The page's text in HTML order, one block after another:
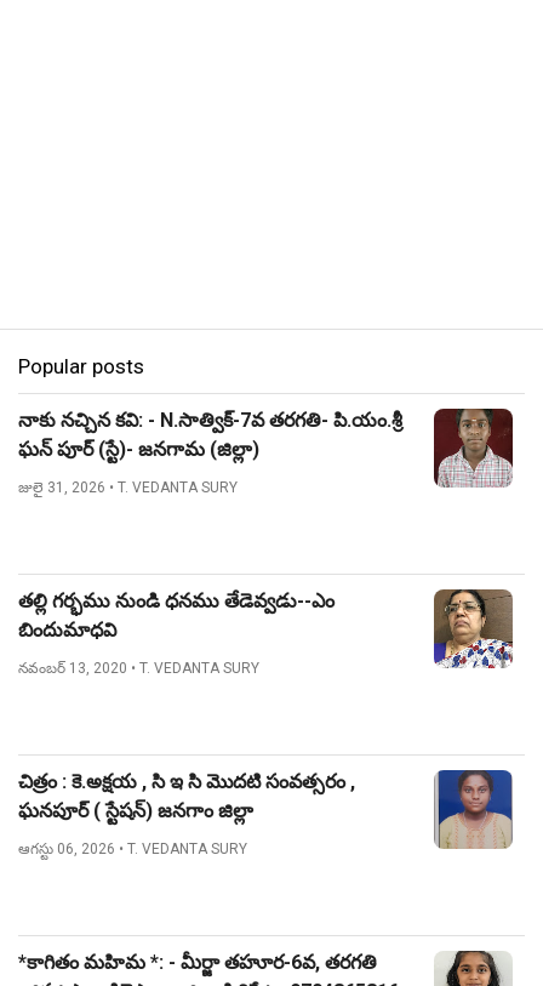
Popular posts
నాకు నచ్చిన కవి: - N.సాత్విక్-7వ తరగతి- పి.యం.శ్రీ
ఘన్ పూర్ (స్టే)- జనగామ (జిల్లా)
జులై 31, 2026 • T. VEDANTA SURY
తల్లి గర్భము నుండి ధనము తేడెవ్వడు--ఎం
బిందుమాధవి
నవంబర్ 13, 2020 • T. VEDANTA SURY
చిత్రం : కె.అక్షయ , సి ఇ సి మొదటి సంవత్సరం ,
ఘనపూర్ ( స్టేషన్) జనగాం జిల్లా
ఆగస్టు 06, 2026 • T. VEDANTA SURY
*కాగితం మహిమ *: - మీర్జా తహూర-6వ, తరగతి